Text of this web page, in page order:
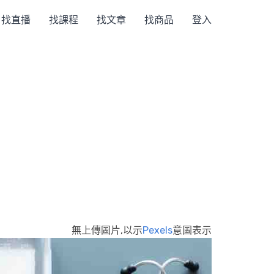
找直播 找課程 找文章 找商品 登入
無上傳圖片,以示Pexels意圖表示